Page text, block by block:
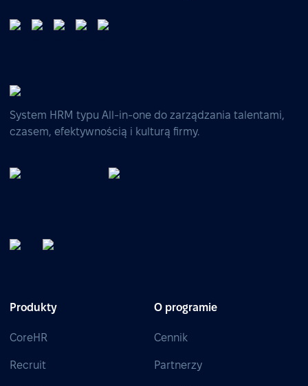
System HRM typu All-in-one do zarządzania talentami,
czasem, efektywnością i kulturą firmy.
Produkty
CoreHR
Recruit
O programie
Cennik
Partnerzy